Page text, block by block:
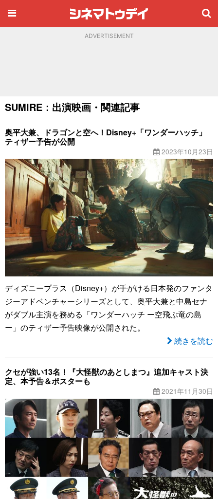
ADVERTISEMENT
SUMIRE：出演映画・関連記事
奥平大兼、ドラゴンと空へ！Disney+「ワンダーハッチ」
ティザー予告が公開
2023年10月23日
ディズニープラス（Disney+）が手がける日本発のファンタ
ジーアドベンチャーシリーズとして、奥平大兼と中島セナ
がダブル主演を務める「ワンダーハッチ ー空飛ぶ竜の島
ー」のティザー予告映像が公開された。
続きを読む
クセが強い13名！『大怪獣のあとしまつ』追加キャスト決
定、本予告＆ポスターも
2021年11月30日